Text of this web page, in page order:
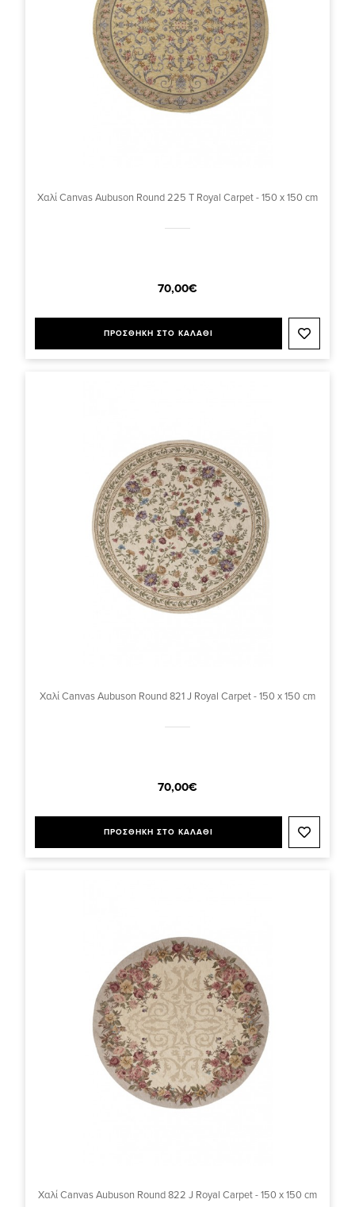
Χαλί Canvas Aubuson Round 225 T Royal Carpet - 150 x 150 cm
70,00€
ΠΡΟΣΘΗΚΗ ΣΤΟ ΚΑΛΑΘΙ
Χαλί Canvas Aubuson Round 821 J Royal Carpet - 150 x 150 cm
70,00€
ΠΡΟΣΘΗΚΗ ΣΤΟ ΚΑΛΑΘΙ
Χαλί Canvas Aubuson Round 822 J Royal Carpet - 150 x 150 cm